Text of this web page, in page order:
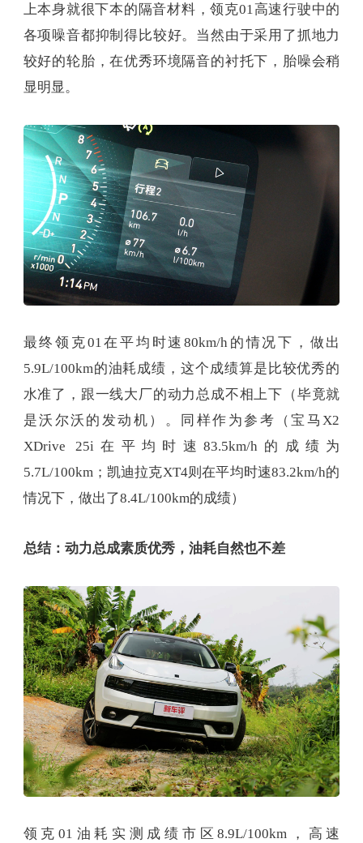
上本身就很下本的隔音材料，领克01高速行驶中的
各项噪音都抑制得比较好。当然由于采用了抓地力
较好的轮胎，在优秀环境隔音的衬托下，胎噪会稍
显明显。
最终领克01在平均时速80km/h的情况下，做出
5.9L/100km的油耗成绩，这个成绩算是比较优秀的
水准了，跟一线大厂的动力总成不相上下（毕竟就
是沃尔沃的发动机）。同样作为参考（宝马X2
XDrive 25i在平均时速83.5km/h的成绩为
5.7L/100km；凯迪拉克XT4则在平均时速83.2km/h的
情况下，做出了8.4L/100km的成绩）
总结：动力总成素质优秀，油耗自然也不差
领克01油耗实测成绩市区8.9L/100km，高速